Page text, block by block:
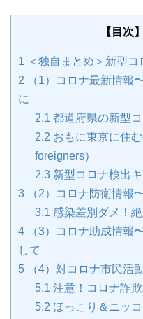
【目次
1 ＜独自まとめ＞新型
2 （1）コロナ最新情報
に
2.1 都道府県の新型
2.2 おもに東京に住
foreigners）
2.3 新型コロナ検出キ
3 （2）コロナ防衛情報
3.1 感染差別ダメ！絶
4 （3）コロナ助成情報
して
5 （4）対コロナ市民活
5.1 注意！コロナ詐欺
5.2 ほっこり＆ニッ